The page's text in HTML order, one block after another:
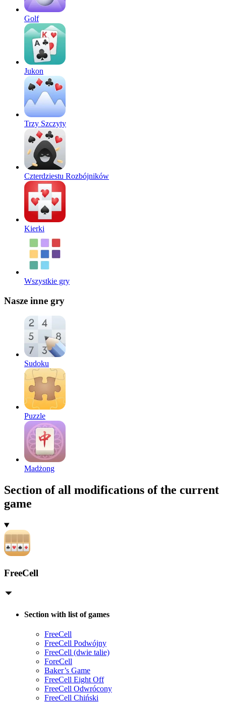
Golf
Jukon
Trzy Szczyty
Czterdziestu Rozbójników
Kierki
Wszystkie gry
Nasze inne gry
Sudoku
Puzzle
Madżong
Section of all modifications of the current
game
FreeCell
Section with list of games
FreeCell
FreeCell Podwójny
FreeCell (dwie talie)
ForeCell
Baker’s Game
FreeCell Eight Off
FreeCell Odwrócony
FreeCell Chiński